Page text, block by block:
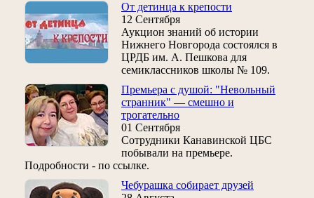
От детинца к крепости
12 Сентября
Аукцион знаний об истории
Нижнего Новгорода состоялся в
ЦРДБ им. А. Пешкова для
семиклассников школы № 109.
Премьера с душой: "Невольный
странник" — смешно и
трогательно
01 Сентября
Сотрудники Канавинской ЦБС
побывали на премьере.
Подробности - по ссылке.
Чебурашка собирает друзей